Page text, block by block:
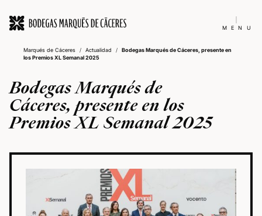
MENU
Marqués de Cáceres / Actualidad /
Bodegas Marqués de Cáceres, presente en
los Premios XL Semanal 2025
Bodegas Marqués de
Cáceres, presente en los
Premios XL Semanal 2025